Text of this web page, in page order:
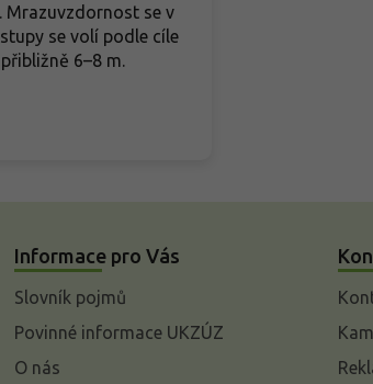
Mrazuvzdornost se v
se volí podle cíle
6–8 m.
Informace pro Vás
Slovník pojmů
Povinné informace UKZÚZ
O nás